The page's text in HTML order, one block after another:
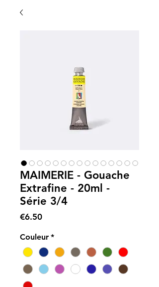
MAIMERIE - Gouache
Extrafine - 20ml -
Série 3/4
€6.50Price
Couleur *